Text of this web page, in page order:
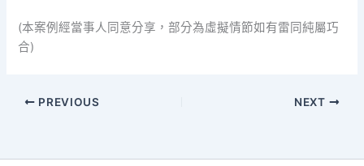
(本案例經當事人同意分享，部分為虛擬情節如有雷同純屬巧
合)
PREVIOUS NEXT